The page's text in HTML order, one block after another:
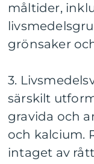
måltider,
grönsaker
3.
särskilt
gravida och
och kalcium.
intaget av